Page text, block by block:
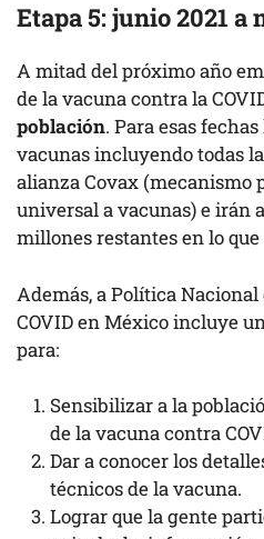
Etapa 5: junio 2021 a
A mitad del próximo año
de la vacuna contra la
población. Para esas
vacunas incluyendo todas
alianza Covax (mecanismo
universal a vacunas) e irán
millones restantes en lo que
Además, a Política
COVID en México incluye
para:
Sensibilizar a la
de la vacuna contra
Dar a conocer los
técnicos de la vacuna.
Lograr que la gente